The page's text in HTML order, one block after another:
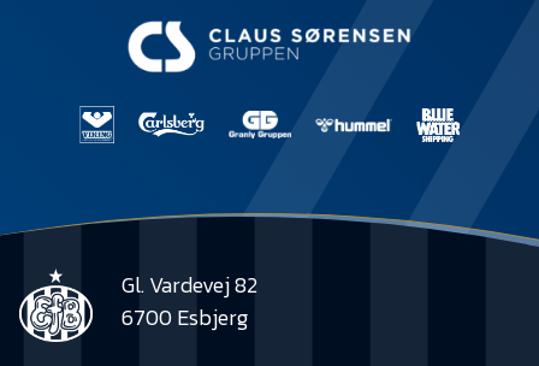
Gl. Vardevej 82
6700 Esbjerg